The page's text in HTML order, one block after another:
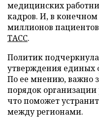
медицинских
кадров. И, в конечном
миллионов
ТАСС.
Политик
утверждения единых
По ее мнению, важно
порядок
что поможет
между регионами.